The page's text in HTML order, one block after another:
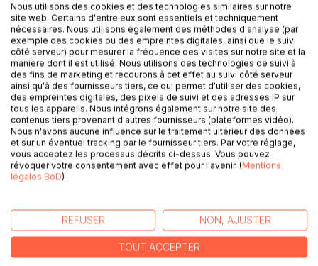
Ajouter à ma liste d'envies
Laisser un avis
DESCRIPTION
psychomotricienne. Famille et amis, nous avons collecté
ses écrits, mais aussi nos écrits de stage, nos notes. Les
deux rédactrices que nous sommes, Françoise Hamel et
Marie-France Zerolo, avons essayé de mettre en forme
Nous utilisons des cookies et des technologies similaires sur notre
site web. Certains d'entre eux sont essentiels et techniquement
nécessaires. Nous utilisons également des méthodes d'analyse (par
exemple des cookies ou des empreintes digitales, ainsi que le suivi
côté serveur) pour mesurer la fréquence des visites sur notre site et la
manière dont il est utilisé. Nous utilisons des technologies de suivi à
des fins de marketing et recourons à cet effet au suivi côté serveur
ainsi qu'à des fournisseurs tiers, ce qui permet d'utiliser des cookies,
des empreintes digitales, des pixels de suivi et des adresses IP sur
tous les appareils. Nous intégrons également sur notre site des
contenus tiers provenant d'autres fournisseurs (plateformes vidéo).
Nous n'avons aucune influence sur le traitement ultérieur des données
et sur un éventuel tracking par le fournisseur tiers. Par votre réglage,
vous acceptez les processus décrits ci-dessus. Vous pouvez
révoquer votre consentement avec effet pour l'avenir. (Mentions
légales BoD)
REFUSER NON, AJUSTER
TOUT ACCEPTER